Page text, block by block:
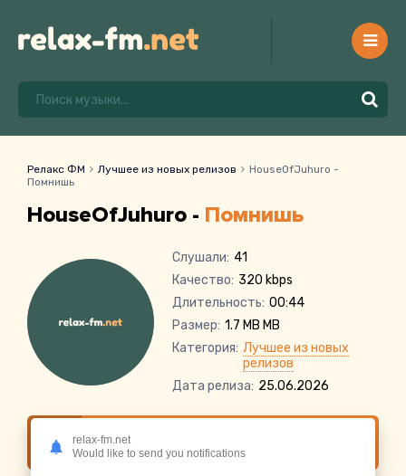
Релакс ФМ Лучшее из новых релизов
HouseOfJuhuro -
Помнишь
HouseOfJuhuro - Помнишь
Слушали: 41
Качество: 320 kbps
Длительность: 00:44
Размер: 1.7 MB MB
Категория: Лучшее из новых
релизов
Дата релиза: 25.06.2026
Слушать онлайн HouseOfJuhuro - Помнишь
relax-fm.net
Would like to send you notifications